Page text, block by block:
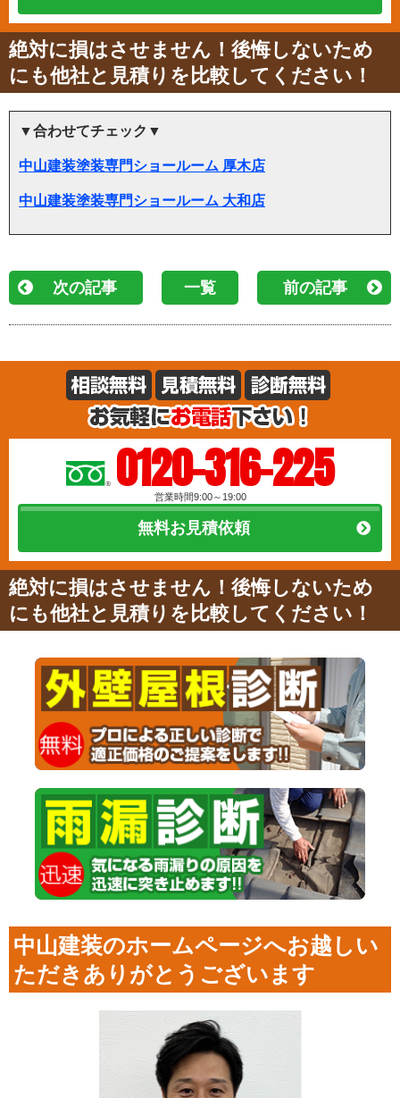
絶対に損はさせません！後悔しないため
にも他社と見積りを比較してください！
▼合わせてチェック▼
中山建装塗装専門ショールーム 厚木店
中山建装塗装専門ショールーム 大和店
次の記事 一覧 前の記事
0120-316-225
営業時間9:00～19:00
無料お見積依頼
絶対に損はさせません！後悔しないため
にも他社と見積りを比較してください！
中山建装のホームページへお越しい
ただきありがとうございます